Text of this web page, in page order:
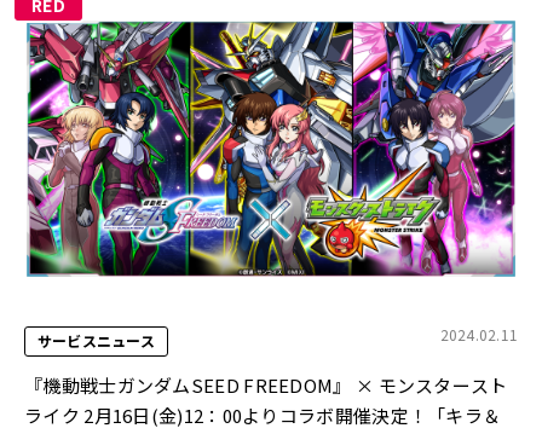
RED
サービスニュース 2024.02.11
『機動戦士ガンダムSEED FREEDOM』 × モンスタースト
ライク 2月16日(金)12：00よりコラボ開催決定！「キラ＆